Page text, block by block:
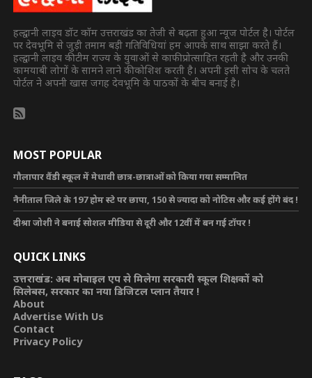
हल्द्वानी लाइव डॉट कॉम उत्तराखंड का तेजी से बढ़ता हुआ न्यूज पोर्टल है। पोर्टल
पर देवभूमि से जुड़ी तमाम बड़ी गतिविधियां हम आपके साथ साझा करते हैं।
हल्द्वानी लाइव की टीम राज्य के युवाओं से काफी प्रोत्साहित रहती है और उनकी
कामयाबी लोगों के सामने लाने की कोशिश करती है। अपनी इसी सोच के चलते
पोर्टल ने अपनी खास जगह देवभूमि के पाठकों के बीच बनाई है।
MOST POPULAR
गौलापार वैंडी स्कूल में मेधावी छात्र-छात्राओं को किया गया सम्मानित
नैनीताल जिले के 197 होम स्टे पर छापा, 150 से ज्यादा को नोटिस और कई होंगे बंद !
दीश्रा जोशी ने बनाई सोशल मीडिया से दूरी और 12वीं में बन गई टॉपर !
QUICK LINKS
उत्तराखंड: अब मोबाइल एप से मिलेगा सरकारी स्कूल शिक्षकों को
सिलेबस, सरकार का नया डिजिटल प्लान तैयार !
About
Advertise With Us
Contact
Privacy Policy